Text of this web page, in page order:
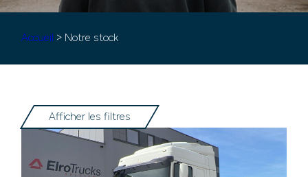
Accueil > Notre stock
Afficher les filtres